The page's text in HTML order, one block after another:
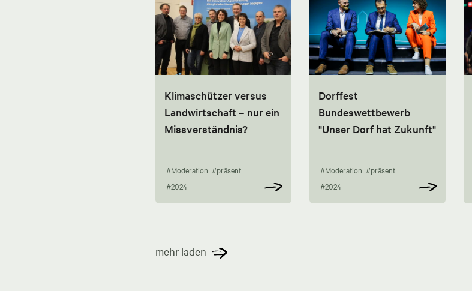
Klimaschützer versus
Landwirtschaft – nur ein
Missverständnis?
#Moderation #präsent
#2024
Dorffest
Bundeswettbewerb
"Unser Dorf hat Zukunft"
#Moderation #präsent
#2024
mehr laden